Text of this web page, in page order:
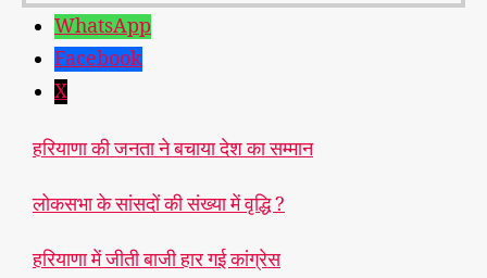
WhatsApp
Facebook
X
हरियाणा की जनता ने बचाया देश का सम्मान
लोकसभा के सांसदों की संख्या में वृद्धि ?
हरियाणा में जीती बाजी हार गई कांग्रेस
स